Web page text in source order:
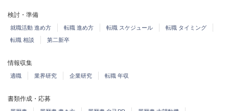
検討・準備
就職活動 進め方 転職 進め方 転職 スケジュール
転職 タイミング
転職 相談
第二新卒
情報収集
適職 業界研究 企業研究 転職 年収
書類作成・応募